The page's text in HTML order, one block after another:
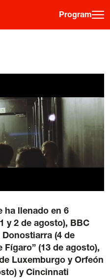
Program
on Romantic Organ
Fortnight
ha llenado en 6
y 2 de agosto), BBC
(4 de
Fígaro” (13 de agosto),
Luxemburgo y Orfeón
y Cincinnati